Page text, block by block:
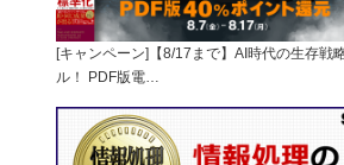
[キャンペーン]【8/17まで】AI時代の生存戦
ル！ PDF版電…